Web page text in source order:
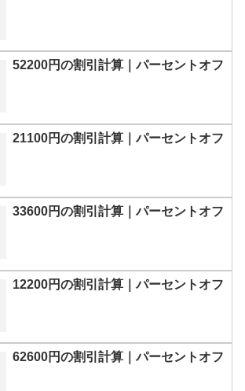
52200円の割引計算｜パーセントオフ
21100円の割引計算｜パーセントオフ
33600円の割引計算｜パーセントオフ
12200円の割引計算｜パーセントオフ
62600円の割引計算｜パーセントオフ